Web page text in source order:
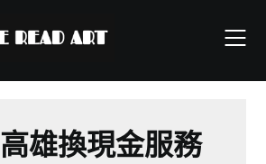
高雄換現金服務